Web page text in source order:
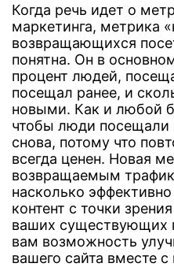
Когда речь идет о
маркетинга, метрика
возвращающихся
понятна. Он в
процент людей,
посещал ранее, и
новыми. Как и любой
чтобы люди посещали
снова, потому что
всегда ценен. Новая
возвращаемым
насколько
контент с точки
ваших существующих
вам возможность
вашего сайта вместе